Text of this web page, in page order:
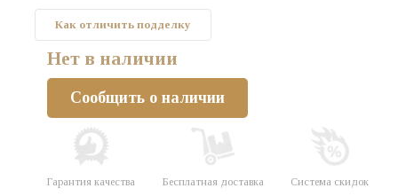
Как отличить подделку
Нет в наличии
Сообщить о наличии
Гарантия качества Бесплатная доставка Система скидок